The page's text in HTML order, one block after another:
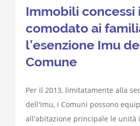
Immobili concessi
comodato ai
l’esenzione Imu
Comune
Per il 2013, limitatamente alla
dell'Imu, i Comuni possono
all'abitazione principale le unità